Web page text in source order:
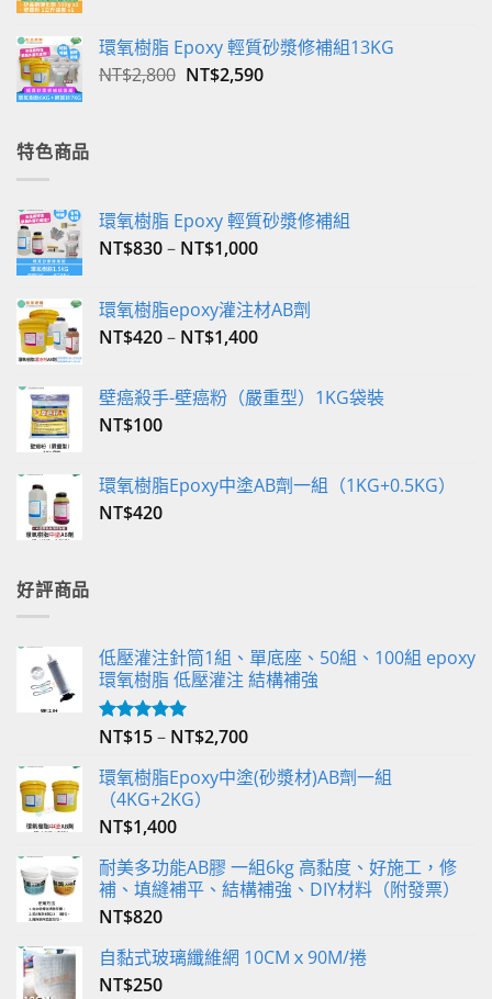
格：
NT$350。
格：
NT$340。
環氧樹脂 Epoxy 輕質砂漿修補組13KG
NT$2,800 原
NT$2,590目
特色商品
環氧樹脂 Epoxy 輕質砂漿修補組
NT$830– NT$1,000
環氧樹脂epoxy灌注材AB劑
NT$420– NT$1,400
壁癌殺手-壁癌粉（嚴重型）1KG袋裝
NT$100
環氧樹脂Epoxy中塗AB劑一組（1KG+0.5KG）
NT$420
好評商品
低壓灌注針筒1組、單底座、50組、100組 epoxy
環氧樹脂 低壓灌注 結構補強
評分5.00
NT$15– NT$2,700
環氧樹脂Epoxy中塗(砂漿材)AB劑一組
（4KG+2KG）
NT$1,400
耐美多功能AB膠 一組6kg 高黏度、好施工，修
補、填縫補平、結構補強、DIY材料（附發票）
NT$820
自黏式玻璃纖維網 10CMｘ90M/捲
NT$250